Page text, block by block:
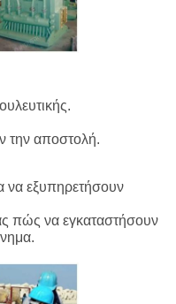
την αποστολή.
να εξυπηρετήσουν
πώς να εγκαταστήσουν